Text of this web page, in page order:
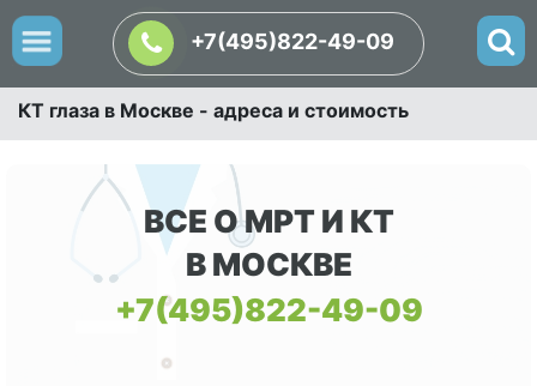
+7(495)822-49-09
КТ глаза в Москве - адреса и стоимость
ВСЕ О МРТ И КТ
В МОСКВЕ
+7(495)822-49-09